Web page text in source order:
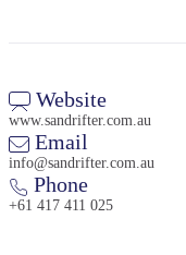
up
Website
www.sandrifter.com.au
Email
info@sandrifter.com.au
Phone
+61 417 411 025